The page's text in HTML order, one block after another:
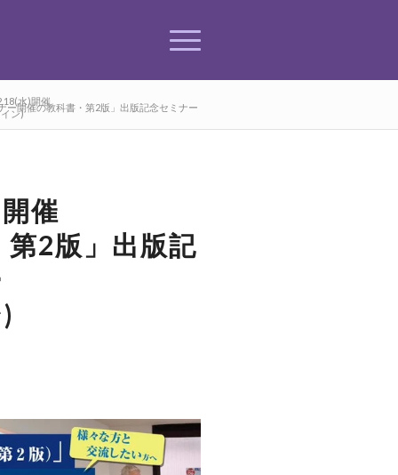
水)開催
ー開催の教科書・第2版」出版記念セミナー
ン)
催
2版」出版記